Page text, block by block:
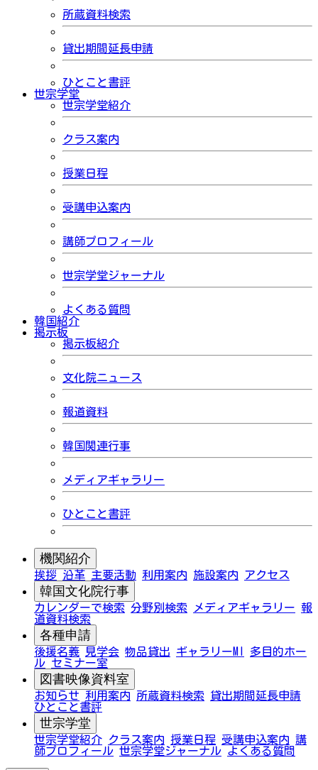
所蔵資料検索
貸出期間延長申請
ひとこと書評
世宗学堂
世宗学堂紹介
クラス案内
授業日程
受講申込案内
講師プロフィール
世宗学堂ジャーナル
よくある質問
韓国紹介
掲示板
掲示板紹介
文化院ニュース
報道資料
韓国関連行事
メディアギャラリー
ひとこと書評
機関紹介
挨拶 沿革 主要活動 利用案内 施設案内 アクセス
韓国文化院行事
カレンダーで検索 分野別検索 メディアギャラリー 報
道資料検索
各種申請
後援名義 見学会 物品貸出 ギャラリーMI
多目的ホー
ル セミナー室
図書映像資料室
お知らせ 利用案内 所蔵資料検索
貸出期間延長申請
ひとこと書評
世宗学堂
世宗学堂紹介 クラス案内 授業日程 受講申込案内 講
師プロフィール 世宗学堂ジャーナル よくある質問